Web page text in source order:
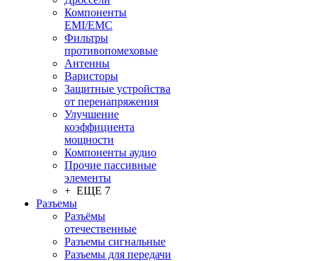
Компоненты
EMI/EMC
Фильтры
противопомеховые
Антенны
Варисторы
Защитные устройства
от перенапряжения
Улучшение
коэффициента
мощности
Компоненты аудио
Прочие пассивные
элементы
+ ЕЩЕ 7
Разъeмы
Разъёмы
отечественные
Разъeмы сигнальные
Разъeмы для передачи